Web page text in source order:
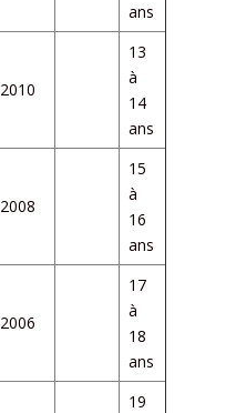
ans
2010
13
à
14
ans
2008
15
à
16
ans
2006
17
à
18
ans
19